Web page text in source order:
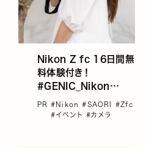
Nikon Z fc 16日間無
料体験付き！
#GENIC_Nikon
meets Nikon Z fc
PR #Nikon#SAORI #Zfc
#イベント#カメラ